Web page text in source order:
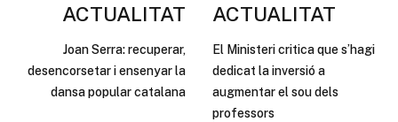
ACTUALITAT
Joan Serra: recuperar,
desencorsetar i ensenyar la
dansa popular catalana
ACTUALITAT
El Ministeri critica que s’hagi
dedicat la inversió a
augmentar el sou dels
professors